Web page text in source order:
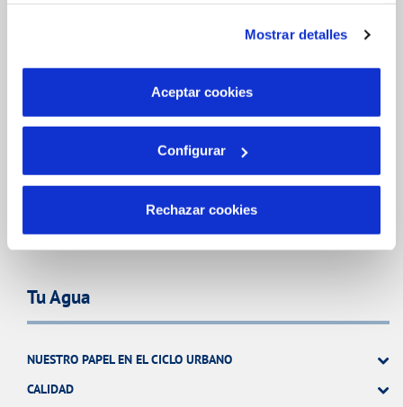
son indispensables para que el sitio web funcione y que
por tanto no se pueden desactivar. Puedes consultar
más información en nuestraPolítica de Cookies
Mostrar detalles
Aceptar cookies
Configurar
Rechazar cookies
ATENCIÓN AL CLIENTE
COMPROMISO DE SERVICIO
Tu Agua
NUESTRO PAPEL EN EL CICLO URBANO
CALIDAD